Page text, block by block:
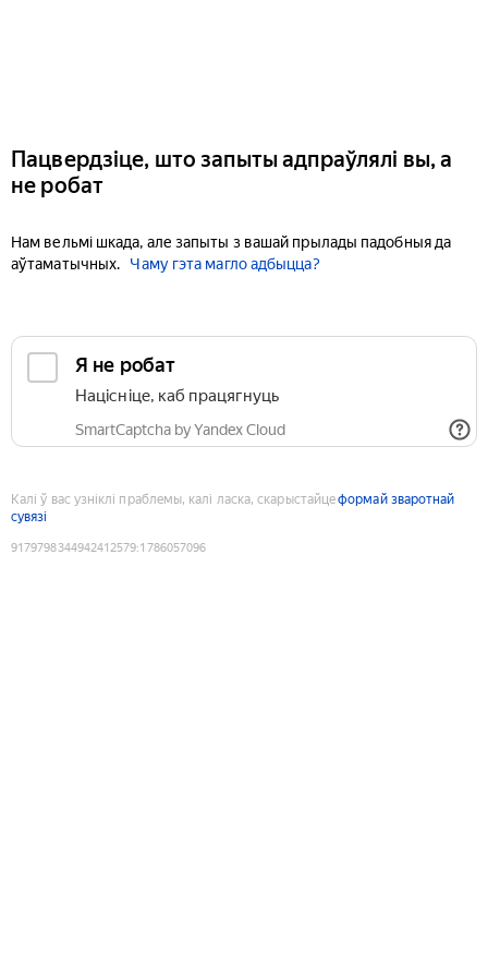
Пацвердзіце, што запыты адпраўлялі вы, а
не робат
Нам вельмі шкада, але запыты з вашай прылады падобныя да
аўтаматычных.
Чаму гэта магло адбыцца?
Я не робат
Націсніце, каб працягнуць
SmartCaptcha by Yandex Cloud
Калі ў вас узніклі праблемы, калі ласка, скарыстайцеформай зваротнай
сувязі
9179798344942412579:1786057096